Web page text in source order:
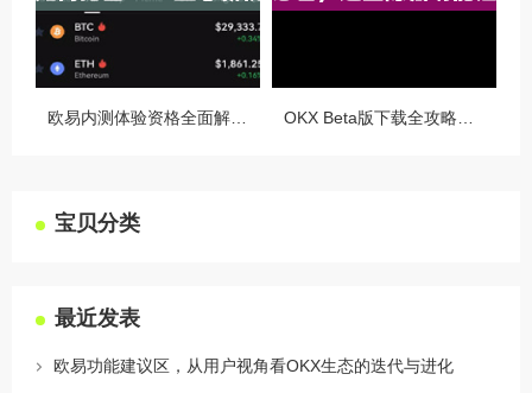
宝贝分类
最近发表
欧易功能建议区，从用户视角看OKX生态的迭代与进化